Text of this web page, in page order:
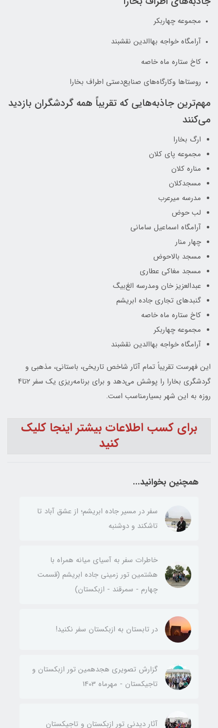
مجموعه چهاربکر
آرامگاه خواجه بهاالدین نقشبند
کاخ ستاره ماه خاصه
روستاها وکارگاه‌های صنایع‌دستی اطراف بخارا
مهم‌ترین جاذبه‌هایی که تقریباً همه گردشگران بازدید
می‌کنند
ارگ بخارا
مجموعه پای کلان
مناره کلان
مسجدکلان
مدرسه میرعرب
لب حوض
آرامگاه اسماعیل سامانی
چهار منار
مسجد بالاحوض
مسجد مغاکی عطاری
عبدالعزیز خان ومدرسه الغ‌بیگ
گنبدهای تجاری جاده ابریشم
کاخ ستاره ماه خاصه
مجموعه چهاربکر
آرامگاه خواجه بهاالدین نقشبند
این فهرست تقریباً تمام آثار شاخص تاریخی، باستانی، مذهبی و
گردشگری بخارا را پوشش می‌دهد و برای برنامه‌ریزی یک سفر ۲تا۴
روزه به این شهر بسیارمناسب است.
برای کسب اطلاعات بیشتر اینجا کلیک
کنید
همچنین بخوانید...
سفر در مسیر جاده ابریشم؛ از عشق آباد تا
تاشکند و دوشنبه
خاطرات سفر به آسیای میانه همراه با
هشتمین تور زمینی جاده ابریشم (قسمت
چهارم - سمرقند - ازبکستان)
در تابستان به ازبکستان سفر نکنید!
گزارش تصویری هجدهمین تور ازبکستان و
تاجیکستان - مهرماه 1403
آثار دیدنی تور ازبکستان و تاجیکستان